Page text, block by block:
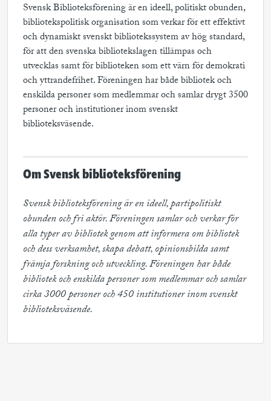
Svensk Biblioteksförening är en ideell, politiskt obunden,
bibliotekspolitisk organisation som verkar för ett effektivt
och dynamiskt svenskt bibliotekssystem av hög standard,
för att den svenska bibliotekslagen tillämpas och
utvecklas samt för biblioteken som ett värn för demokrati
och yttrandefrihet. Föreningen har både bibliotek och
enskilda personer som medlemmar och samlar drygt 3500
personer och institutioner inom svenskt
biblioteksväsende.
Om Svensk biblioteksförening
Svensk biblioteksförening är en ideell, partipolitiskt
obunden och fri aktör. Föreningen samlar och verkar för
alla typer av bibliotek genom att informera om bibliotek
och dess verksamhet, skapa debatt, opinionsbilda samt
främja forskning och utveckling. Föreningen har både
bibliotek och enskilda personer som medlemmar och samlar
cirka 3000 personer och 450 institutioner inom svenskt
biblioteksväsende.